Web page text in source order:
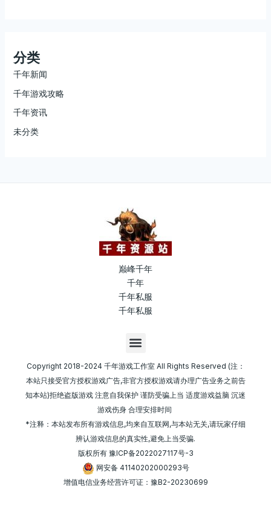
分类
千年新闻
千年游戏攻略
千年资讯
未分类
巅峰千年
千年
千年私服
千年私服
M
e
n
u
Copyright 2018-2024 千年游戏工作室 All Rights Reserved (注：
本站只接受官方授权游戏广告,非官方授权游戏请办理广告业务之前告
知本站)拒绝盗版游戏 注意自我保护 谨防受骗上当 适度游戏益脑 沉迷
游戏伤身 合理安排时间
*注释：本站发布所有游戏信息,均来自互联网,与本站无关,请玩家仔细
辨认游戏信息的真实性,避免上当受骗.
版权所有 豫ICP备2022027117号-3
网安备 41140202000293号
增值电信业务经营许可证：豫B2-20230699